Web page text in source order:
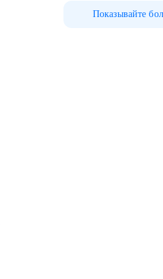
Показывайте